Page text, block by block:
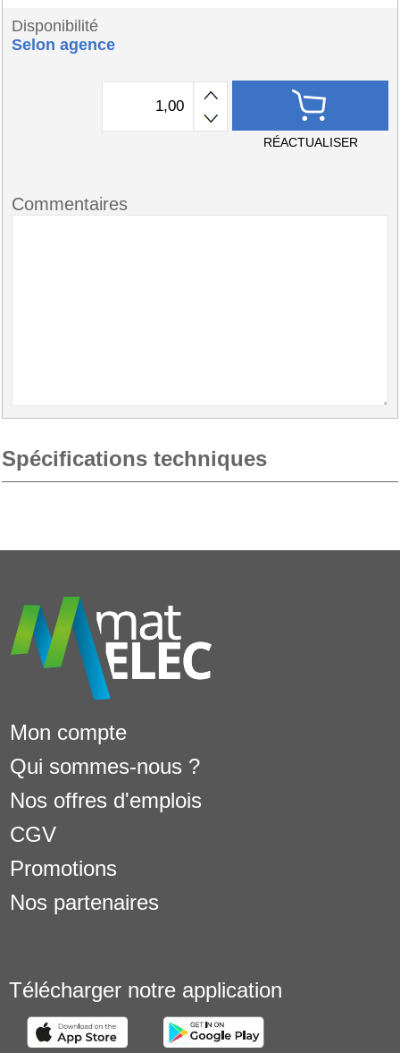
Disponibilité
Selon agence
RÉACTUALISER
Commentaires
Spécifications techniques
Mon compte
Qui sommes-nous ?
Nos offres d'emplois
CGV
Promotions
Nos partenaires
Télécharger notre application